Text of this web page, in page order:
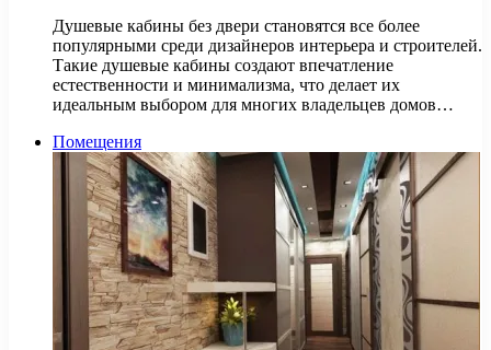
Душевые кабины без двери становятся все более
популярными среди дизайнеров интерьера и строителей.
Такие душевые кабины создают впечатление
естественности и минимализма, что делает их
идеальным выбором для многих владельцев домов…
Помещения